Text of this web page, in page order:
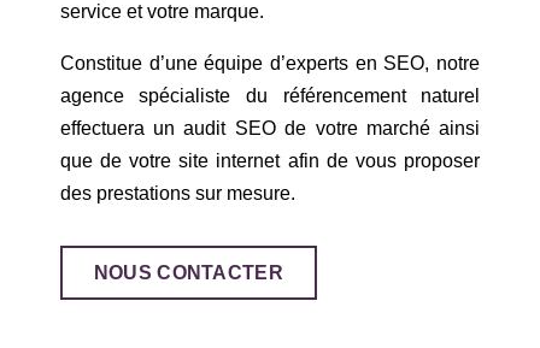
service et votre marque.
Constitue d’une équipe d’experts en SEO, notre
agence spécialiste du référencement naturel
effectuera un audit SEO de votre marché ainsi
que de votre site internet afin de vous proposer
des prestations sur mesure.
NOUS CONTACTER